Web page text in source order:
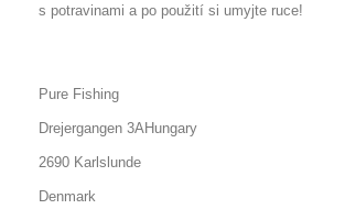
s potravinami a po použití si umyjte ruce!
Pure Fishing
Drejergangen 3AHungary
2690 Karlslunde
Denmark